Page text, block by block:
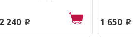
2 240 p 1 650 p